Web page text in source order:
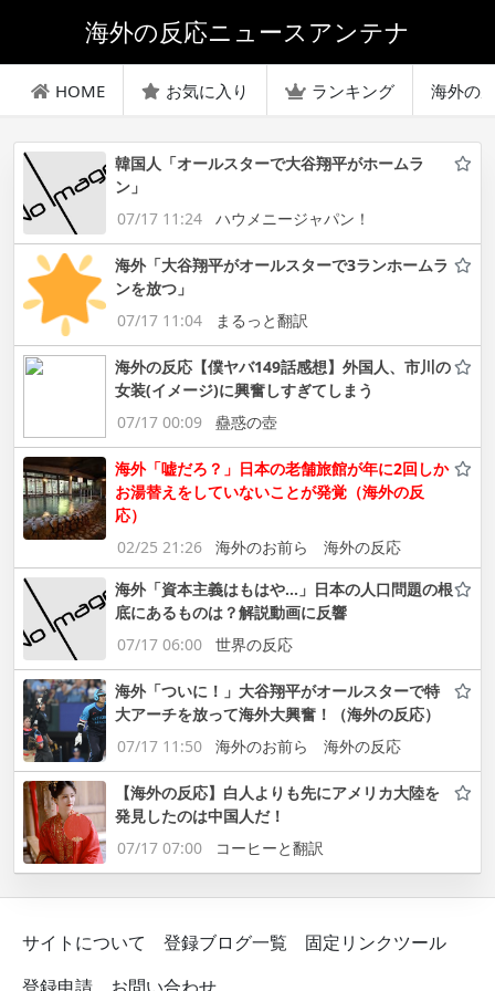
海外の反応ニュースアンテナ
HOME お気に入り ランキング 海外の
韓国人「オールスターで大谷翔平がホームラ
ン」
07/17 11:24
ハウメニージャパン！
海外「大谷翔平がオールスターで3ランホームラ
ンを放つ」
07/17 11:04
まるっと翻訳
海外の反応【僕ヤバ149話感想】外国人、市川の
女装(イメージ)に興奮しすぎてしまう
07/17 00:09
蠱惑の壺
海外「嘘だろ？」日本の老舗旅館が年に2回しか
お湯替えをしていないことが発覚（海外の反
応）
02/25 21:26
海外のお前ら 海外の反応
海外「資本主義はもはや…」日本の人口問題の根
底にあるものは？解説動画に反響
07/17 06:00
世界の反応
海外「ついに！」大谷翔平がオールスターで特
大アーチを放って海外大興奮！（海外の反応）
07/17 11:50
海外のお前ら 海外の反応
【海外の反応】白人よりも先にアメリカ大陸を
発見したのは中国人だ！
07/17 07:00
コーヒーと翻訳
サイトについて 登録ブログ一覧
固定リンクツール